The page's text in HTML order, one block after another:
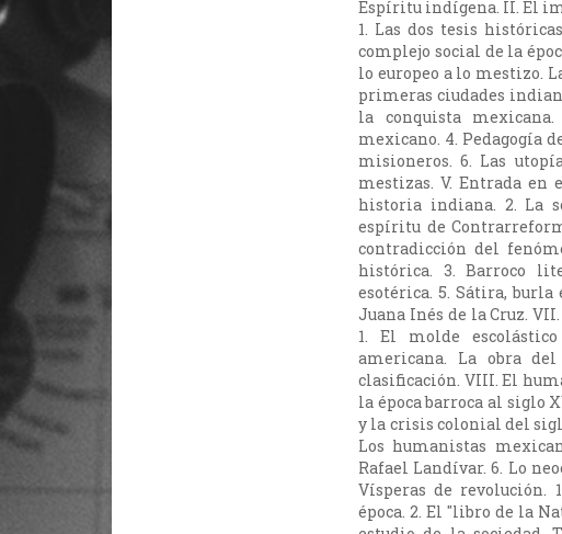
Espíritu indígena. II. El
1. Las dos tesis
complejo social de la
lo europeo a lo mestizo.
primeras ciudades
la conquista
mexicano. 4. Pedagogía
misioneros. 6. Las
mestizas. V. Entrada en
historia indiana. 2. La
espíritu de
contradicción del
histórica. 3. Barroco
esotérica. 5. Sátira,
Juana Inés de la Cruz.
1. El molde
americana. La obra
clasificación. VIII. El
la época barroca al siglo
y la crisis colonial del
Los humanistas
Rafael Landívar. 6. Lo
Vísperas de revolución.
época. 2. El "libro de la